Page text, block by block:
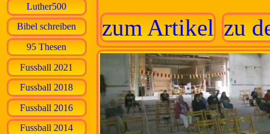
Luther500
Bibel schreiben
95 Thesen
Fussball 2021
Fussball 2018
Fussball 2016
Fussball 2014
zum Artikel zu